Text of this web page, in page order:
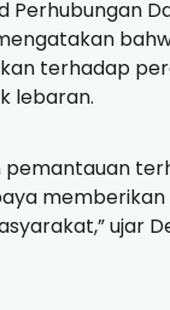
Perhubungan
terhadap
lebaran.
pemantauan
ujar